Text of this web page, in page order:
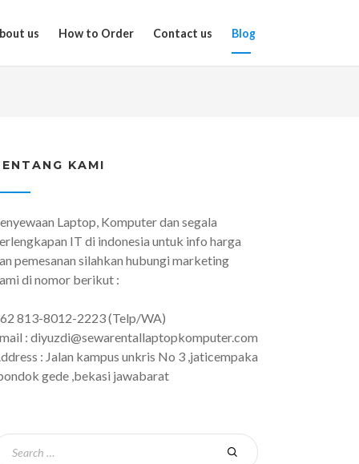
us How to Order Contact us Blog
KAMI
Laptop, Komputer dan segala
IT di indonesia untuk info harga
pemesanan silahkan hubungi marketing
di nomor berikut :
813-8012-2223 (Telp/WA)
: diyuzdi@sewarentallaptopkomputer.com
: Jalan kampus unkris No 3 ,jaticempaka
gede ,bekasi jawabarat